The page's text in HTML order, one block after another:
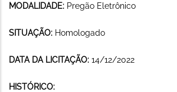
MODALIDADE: Pregão Eletrônico
SITUAÇÃO: Homologado
DATA DA LICITAÇÃO: 14/12/2022
HISTÓRICO: